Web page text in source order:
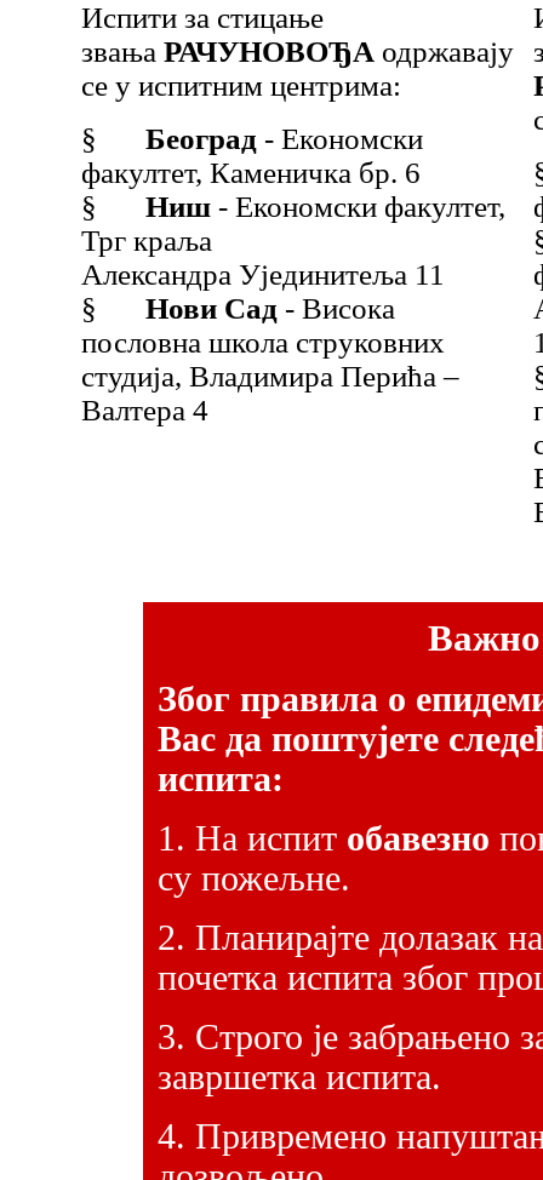
Испити за стицање
звања РАЧУНОВОЂА одржавају
се у испитним центрима:
§
Београд - Економски
факултет, Каменичка бр. 6
§
Ниш - Економски факултет,
Трг краља
Александра Ујединитеља 11
§
Нови Сад - Висока
пословна школа струковних
студија, Владимира Перића –
Валтера 4
Због правила о
Вас да поштујете
испита:
1. На испит обавезно
су пожељне.
2. Планирајте долазак
почетка испита због
3. Строго је забрањено
завршетка испита.
4. Привремено